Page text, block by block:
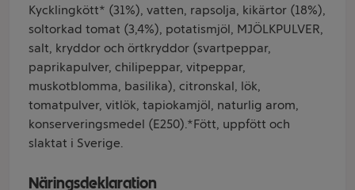
Kycklingkött* (31%), vatten, rapsolja, kikärtor (18%),
soltorkad tomat (3,4%), potatismjöl, MJÖLKPULVER,
salt, kryddor och örtkryddor (svartpeppar,
paprikapulver, chilipeppar, vitpeppar,
muskotblomma, basilika), citronskal, lök,
tomatpulver, vitlök, tapiokamjöl, naturlig arom,
konserveringsmedel (E250).*Fött, uppfött och
slaktat i Sverige.
Näringsdeklaration